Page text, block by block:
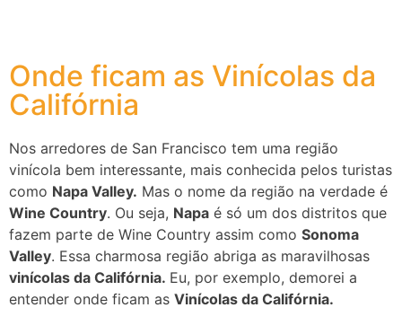
Onde ficam as Vinícolas da
Califórnia
Nos arredores de San Francisco tem uma região
vinícola bem interessante, mais conhecida pelos turistas
como Napa Valley. Mas o nome da região na verdade é
Wine Country. Ou seja, Napa é só um dos distritos que
fazem parte de Wine Country assim como Sonoma
Valley. Essa charmosa região abriga as maravilhosas
vinícolas da Califórnia. Eu, por exemplo, demorei a
entender onde ficam as Vinícolas da Califórnia.